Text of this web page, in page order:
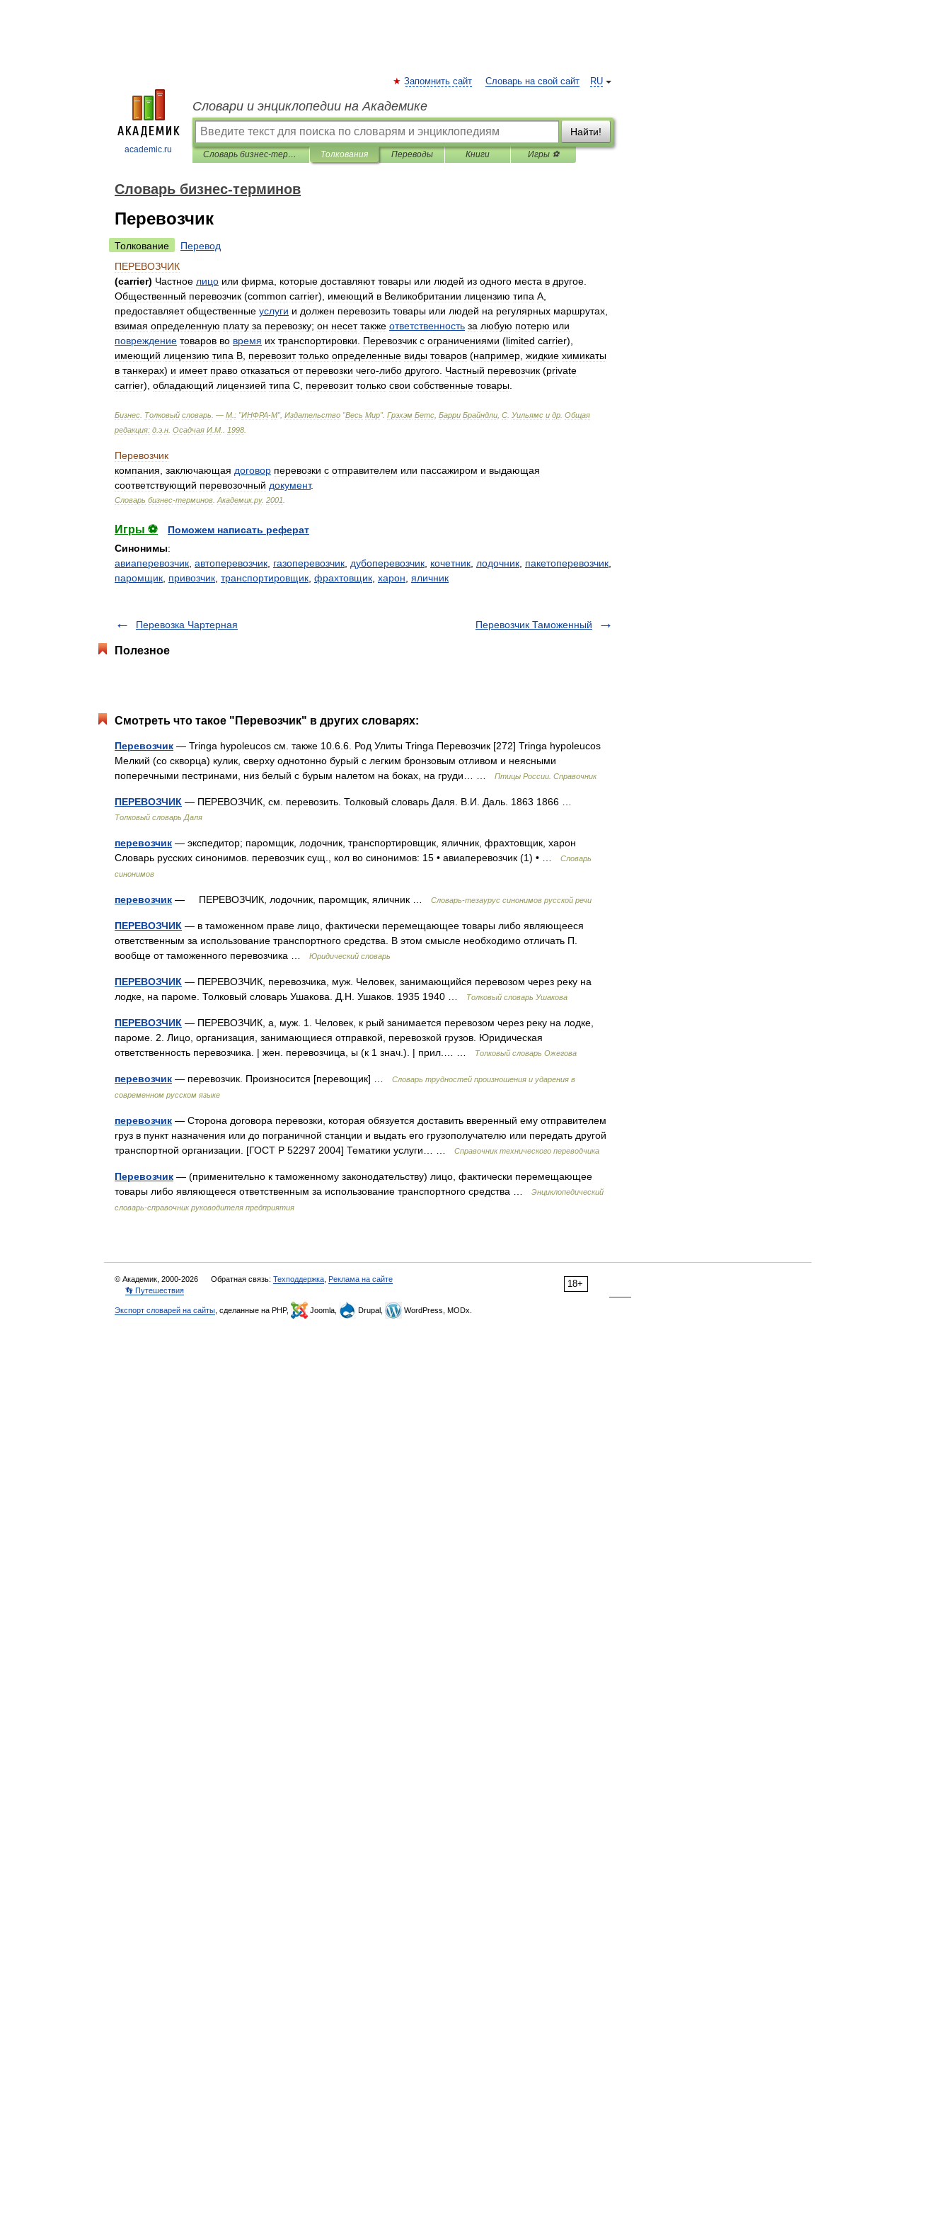
academic.ru
RU
Запомнить сайт Словарь на свой сайт
Словари и энциклопедии на Академике
Найти!
Словарь бизнес-терминов Толкования Переводы Книги Игры ⚽
Словарь бизнес-терминов
Перевозчик
Толкование
Перевод
ПЕРЕВОЗЧИК
(carrier) Частное лицо или фирма которые доставляют товары или людей из одного места в другое
Общественный перевозчик (common carrier), имеющий в Великобритании лицензию типа А
предоставляет общественные услуги и должен перевозить товары или людей на регулярных маршрутах
взимая определенную плату за перевозку; он несет также ответственность за любую потерю или
повреждение товаров во время их транспортировки Перевозчик с ограничениями (limited carrier),
имеющий лицензию типа В перевозит только определенные виды товаров (например жидкие химикаты
в танкерах) и имеет право отказаться от перевозки чего-либо другого Частный перевозчик (private
carrier), обладающий лицензией типа С перевозит только свои собственные товары
Бизнес Толковый словарь . — М : "ИНФРА-М", Издательство "Весь Мир". Грэхэм Бетс Барри Брайндли С Уильямс и др Общая
редакция: д э н Осадчая И М 1998
Перевозчик
компания заключающая договор перевозки с отправителем или пассажиром и выдающая
соответствующий перевозочный документ.
Словарь бизнес-терминов Академик.ру. 2001
Игры ⚽
Поможем написать реферат
Синонимы:
авиаперевозчик автоперевозчик газоперевозчик дубоперевозчик кочетник лодочник пакетоперевозчик
паромщик привозчик транспортировщик фрахтовщик харон яличник
Перевозка Чартерная Перевозчик Таможенный
Полезное
Смотреть что такое "Перевозчик" в других словарях:
Перевозчик — Tringa hypoleucos см. также 10.6.6. Род Улиты Tringa Перевозчик [272] Tringa hypoleucos
Мелкий (со скворца) кулик, сверху однотонно бурый с легким бронзовым отливом и неясными
поперечными пестринами, низ белый с бурым налетом на боках, на груди… …
Птицы России. Справочник
ПЕРЕВОЗЧИК — ПЕРЕВОЗЧИК, см. перевозить. Толковый словарь Даля. В.И. Даль. 1863 1866 …
Толковый словарь Даля
перевозчик — экспедитор; паромщик, лодочник, транспортировщик, яличник, фрахтовщик, харон
Словарь русских синонимов. перевозчик сущ., кол во синонимов: 15 • авиаперевозчик (1) • …
Словарь
синонимов
перевозчик — ПЕРЕВОЗЧИК, лодочник, паромщик, яличник … Словарь-тезаурус синонимов русской речи
ПЕРЕВОЗЧИК — в таможенном праве лицо, фактически перемещающее товары либо являющееся
ответственным за использование транспортного средства. В этом смысле необходимо отличать П.
вообще от таможенного перевозчика …
Юридический словарь
ПЕРЕВОЗЧИК — ПЕРЕВОЗЧИК, перевозчика, муж. Человек, занимающийся перевозом через реку на
лодке, на пароме. Толковый словарь Ушакова. Д.Н. Ушаков. 1935 1940 …
Толковый словарь Ушакова
ПЕРЕВОЗЧИК — ПЕРЕВОЗЧИК, а, муж. 1. Человек, к рый занимается перевозом через реку на лодке,
пароме. 2. Лицо, организация, занимающиеся отправкой, перевозкой грузов. Юридическая
ответственность перевозчика. | жен. перевозчица, ы (к 1 знач.). | прил.… …
Толковый словарь Ожегова
перевозчик — перевозчик. Произносится [перевощик] …
Словарь трудностей произношения и ударения в
современном русском языке
перевозчик — Сторона договора перевозки, которая обязуется доставить вверенный ему отправителем
груз в пункт назначения или до пограничной станции и выдать его грузополучателю или передать другой
транспортной организации. [ГОСТ Р 52297 2004] Тематики услуги… …
Справочник технического переводчика
Перевозчик — (применительно к таможенному законодательству) лицо, фактически перемещающее
товары либо являющееся ответственным за использование транспортного средства …
Энциклопедический
словарь-справочник руководителя предприятия
18+
© Академик, 2000-2026 Обратная связь: Техподдержка Реклама на сайте
👣 Путешествия
Экспорт словарей на сайты , сделанные на PHP, Joomla, Drupal, WordPress, MODx.